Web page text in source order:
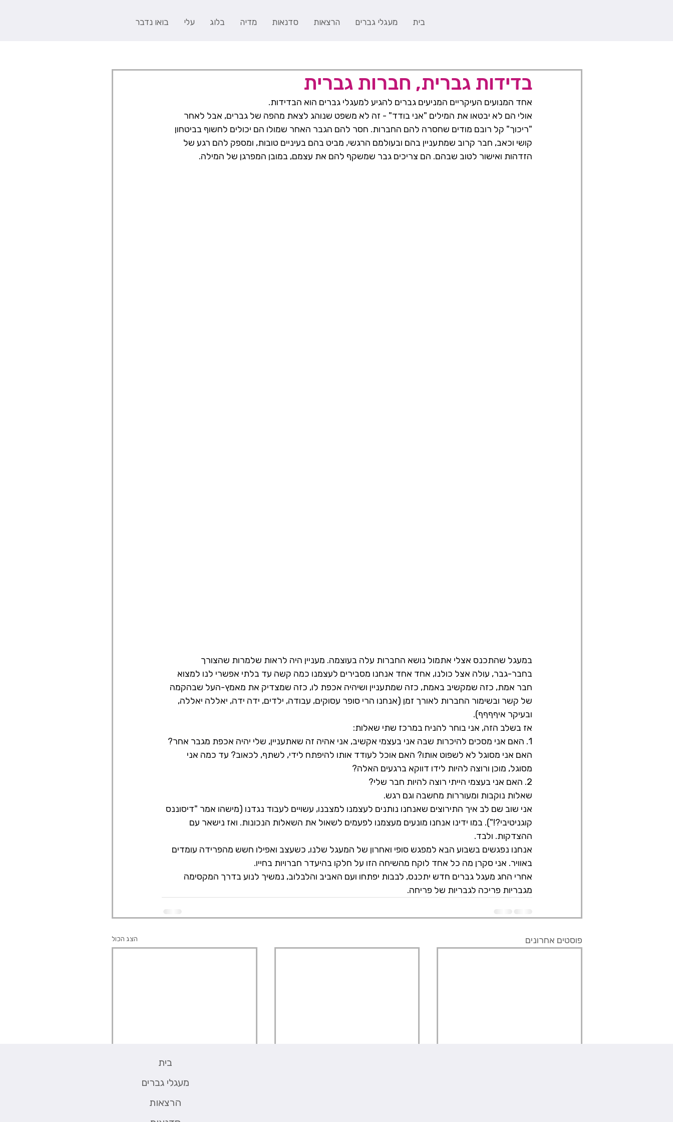
בית מעגלי גברים הרצאות סדנאות מדיה בלוג עלי בואו נדבר
בדידות גברית, חברות גברית
אחד המנועים העיקריים המניעים גברים להגיע למעגלי גברים הוא הבדידות.
אולי הם לא יבטאו את המילים "אני בודד" - זה לא משפט שנוהג לצאת מהפה של גברים, אבל לאחר
"ריכוך" קל רובם מודים שחסרה להם החברות. חסר להם הגבר האחר שמולו הם יכולים לחשוף בביטחון
קושי וכאב, חבר קרוב שמתעניין בהם ובעולמם הרגשי, מביט בהם בעיניים טובות, ומספק להם רגע של
הזדהות ואישור לטוב שבהם. הם צריכים גבר שמשקף להם את עצמם, במובן המפרגן של המילה.
במעגל שהתכנס אצלי אתמול נושא החברות עלה בעוצמה. מעניין היה לראות שלמרות שהצורך
בחבר-גבר, עולה אצל כולנו, אחד אחד אנחנו מסבירים לעצמנו כמה קשה עד בלתי אפשרי לנו למצוא
חבר אמת, כזה שמקשיב באמת, כזה שמתעניין ושיהיה אכפת לו, כזה שמצדיק את מאמץ-העל שבהקמה
של קשר ובשימור החברות לאורך זמן (אנחנו הרי סופר עסוקים, עבודה, ילדים, ידה ידה, יאללה יאללה,
ובעיקר איףףףף).
אז בשלב הזה, אני בוחר להניח במרכז שתי שאלות:
1. האם אני מסכים להיכרות שבה אני בעצמי אקשיב, אני אהיה זה שאתעניין, שלי יהיה אכפת מגבר אחר?
האם אני מסוגל לא לשפוט אותו? האם אוכל לעודד אותו להיפתח לידי, לשתף, לכאוב? עד כמה אני
מסוגל, מוכן ורוצה להיות לידו דווקא ברגעים האלה?
2. האם אני בעצמי הייתי רוצה להיות חבר שלי?
שאלות נוקבות ומעוררות מחשבה וגם רגש.
אני שוב שם לב איך התירוצים שאנחנו נותנים לעצמנו למצבנו, עשויים לעבוד נגדנו (מישהו אמר "דיסוננס
קוגניטיבי?!"). במו ידינו אנחנו מונעים מעצמנו לפעמים לשאול את השאלות הנכונות. ואז נישאר עם
ההצדקות. ולבד.
אנחנו נפגשים בשבוע הבא למפגש סופי ואחרון של המעגל שלנו, כשעצב ואפילו חשש מהפרידה עומדים
באוויר. אני סקרן מה כל אחד לוקח מהשיחה הזו על חלקו בהיעדר חברויות בחייו.
אחרי החג מעגל גברים חדש יתכנס, לבבות יפתחו ועם האביב והלבלוב, נמשיך לנוע בדרך המקסימה
מגבריות פריכה לגבריות של פריחה.
פוסטים אחרונים הצג הכול
בית
מעגלי גברים
הרצאות